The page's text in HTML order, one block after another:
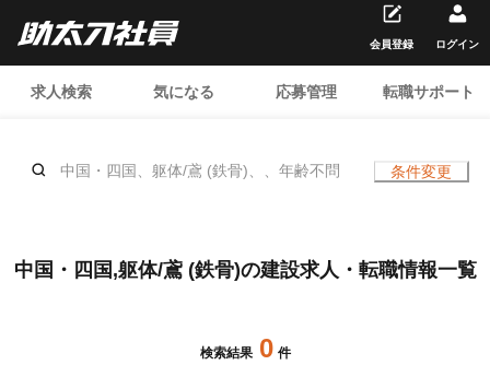
求人検索 気になる 応募管理 転職サポート
会員登録 ログイン
中国・四国、躯体/鳶 (鉄骨)、、年齢不問 条件変更
中国・四国,躯体/鳶 (鉄骨)の建設求人・転職情報一覧
検索結果 0 件